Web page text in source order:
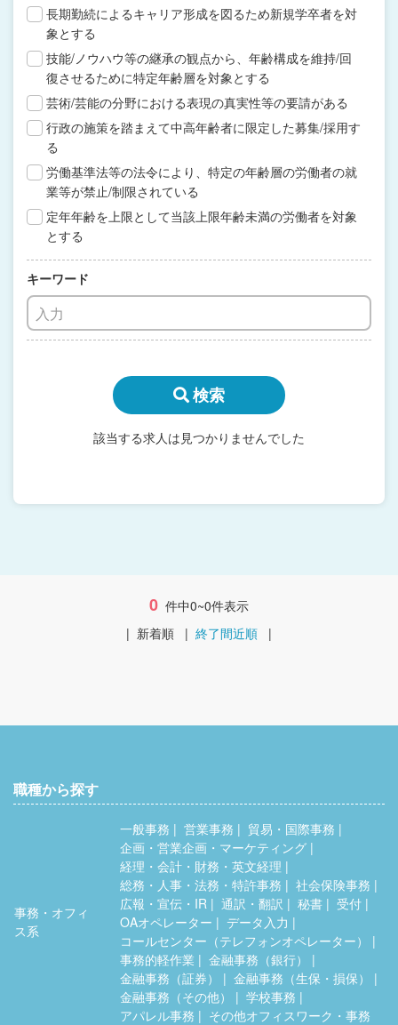
長期勤続によるキャリア形成を図るため新規学卒者を対
象とする
技能/ノウハウ等の継承の観点から、年齢構成を維持/回
復させるために特定年齢層を対象とする
芸術/芸能の分野における表現の真実性等の要請がある
行政の施策を踏まえて中高年齢者に限定した募集/採用す
る
労働基準法等の法令により、特定の年齢層の労働者の就
業等が禁止/制限されている
定年年齢を上限として当該上限年齢未満の労働者を対象
とする
キーワード
検索
該当する求人は見つかりませんでした
0 件中0~0件表示
| 新着順 | 終了間近順 |
職種から探す
事務・オフィ
ス系
一般事務 営業事務
貿易・国際事務
企画・営業企画・マーケティング
経理・会計・財務・英文経理
総務・人事・法務・特許事務
社会保険事務
広報・宣伝・IR
通訳・翻訳 秘書
受付
OAオペレーター
データ入力
コールセンター（テレフォンオペレーター）
事務的軽作業
金融事務（銀行）
金融事務（証券）
金融事務（生保・損保）
金融事務（その他）
学校事務
アパレル事務
その他オフィスワーク・事務